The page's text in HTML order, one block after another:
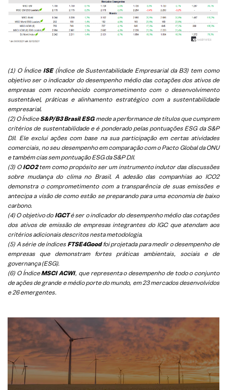
(1) O Índice ISE(Índice de Sustentabilidade Empresarial da B3) tem como
objetivo ser o indicador do desempenho médio das cotações dos ativos de
empresas com reconhecido comprometimento com o desenvolvimento
sustentável, práticas e alinhamento estratégico com a sustentabilidade
empresarial.
(2) O ÍndiceS&P/B3 Brasil ESGmede a performance de títulos que cumprem
critérios de sustentabilidade e é ponderado pelas pontuações ESG da S&P
DJI. Ele exclui ações com base na sua participação em certas atividades
comerciais, no seu desempenho em comparação com o Pacto Global da ONU
e também cias sem pontuação ESG da S&P DJI.
(3) O ICO2tem como propósito ser um instrumento indutor das discussões
sobre mudança do clima no Brasil. A adesão das companhias ao ICO2
demonstra o comprometimento com a transparência de suas emissões e
antecipa a visão de como estão se preparando para uma economia de baixo
carbono.
(4) O objetivo do IGCTé ser o indicador do desempenho médio das cotações
dos ativos de emissão de empresas integrantes do IGC que atendam aos
critérios adicionais descritos nesta metodologia.
(5) A série de índices FTSE4Goodfoi projetada para medir o desempenho de
empresas que demonstram fortes práticas ambientais, sociais e de
governança (ESG).
(6) O ÍndiceMSCI ACWI, que representa o desempenho de todo o conjunto
de ações de grande e médio porte do mundo, em 23 mercados desenvolvidos
e 26 emergentes.